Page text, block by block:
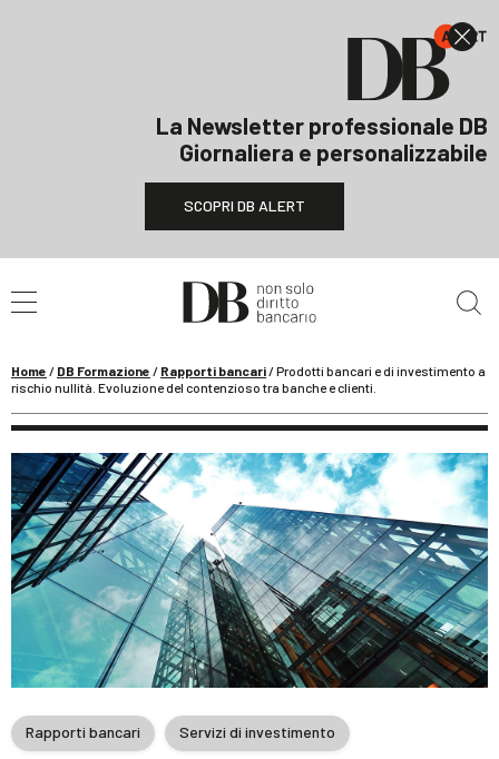
La Newsletter professionale DB
Giornaliera e personalizzabile
SCOPRI DB ALERT
Home / DB Formazione / Rapporti bancari/Prodotti bancari e di investimento a
rischio nullità. Evoluzione del contenzioso tra banche e clienti.
Rapporti bancari Servizi di investimento